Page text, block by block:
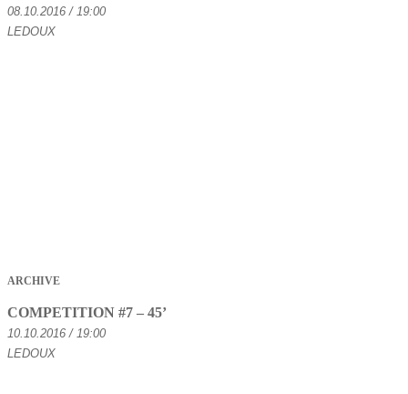
08.10.2016 / 19:00
LEDOUX
ARCHIVE
COMPETITION #7 – 45’
10.10.2016 / 19:00
LEDOUX